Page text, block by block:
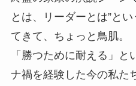
とは、リーダーとは”と
てきて、ちょっと鳥肌。
「勝つために耐える」
ナ禍を経験した今の私た